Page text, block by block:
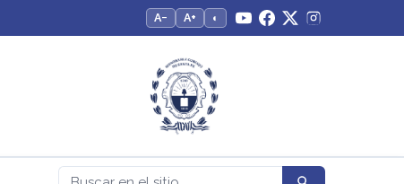
A− A+ ◐